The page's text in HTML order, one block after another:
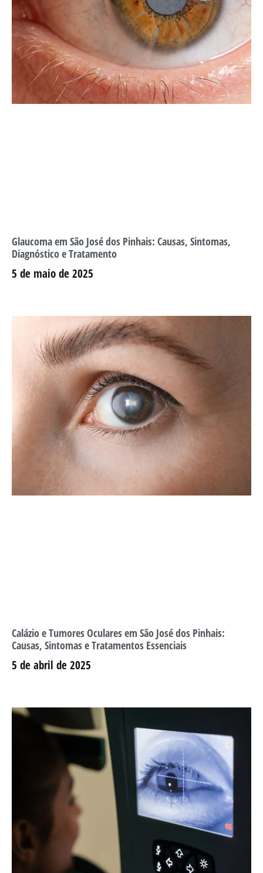
Glaucoma em São José dos Pinhais: Causas, Sintomas,
Diagnóstico e Tratamento
5 de maio de 2025
Calázio e Tumores Oculares em São José dos Pinhais:
Causas, Sintomas e Tratamentos Essenciais
5 de abril de 2025